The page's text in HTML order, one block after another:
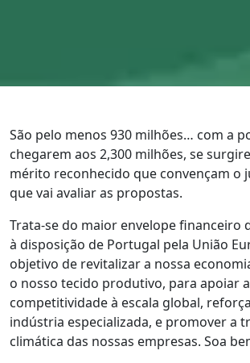
São pelo menos 930 milhões… com a
chegarem aos 2,300 milhões, se
mérito reconhecido que convençam o
que vai avaliar as propostas.
Trata-se do maior envelope financeiro
à disposição de Portugal pela União
objetivo de revitalizar a nossa
o nosso tecido produtivo, para apoiar
competitividade à escala global,
indústria especializada, e promover a
climática das nossas empresas. Soa